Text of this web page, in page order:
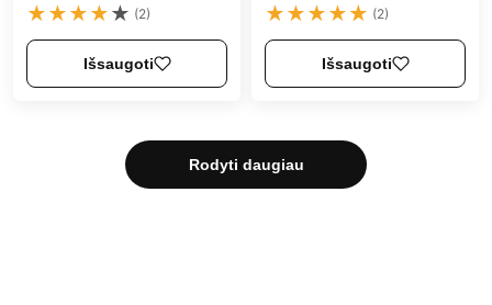
★★★★★ (2)
Išsaugoti
★★★★★ (2)
Išsaugoti
Rodyti daugiau